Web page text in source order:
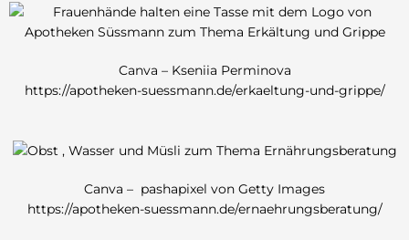
Canva – Kseniia Perminova
https://apotheken-suessmann.de/erkaeltung-und-grippe/
Canva – pashapixel von Getty Images
https://apotheken-suessmann.de/ernaehrungsberatung/